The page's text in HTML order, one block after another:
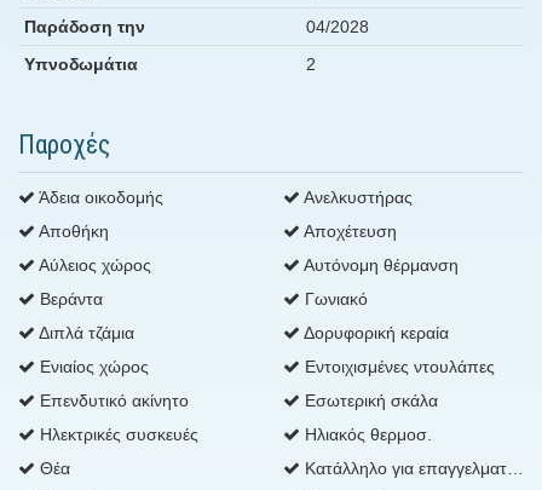
Παράδοση την
04/2028
Υπνοδωμάτια
2
Παροχές
Άδεια οικοδομής
Ανελκυστήρας
Αποθήκη
Αποχέτευση
Αύλειος χώρος
Αυτόνομη θέρμανση
Βεράντα
Γωνιακό
Διπλά τζάμια
Δορυφορική κεραία
Ενιαίος χώρος
Εντοιχισμένες ντουλάπες
Επενδυτικό ακίνητο
Εσωτερική σκάλα
Ηλεκτρικές συσκευές
Ηλιακός θερμοσ.
Θέα
Κατάλληλο για επαγγελματική χρήση